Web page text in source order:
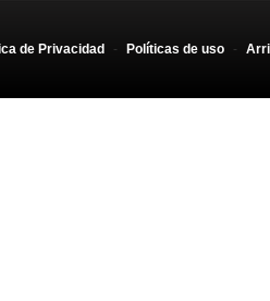
de Privacidad - Políticas de uso -